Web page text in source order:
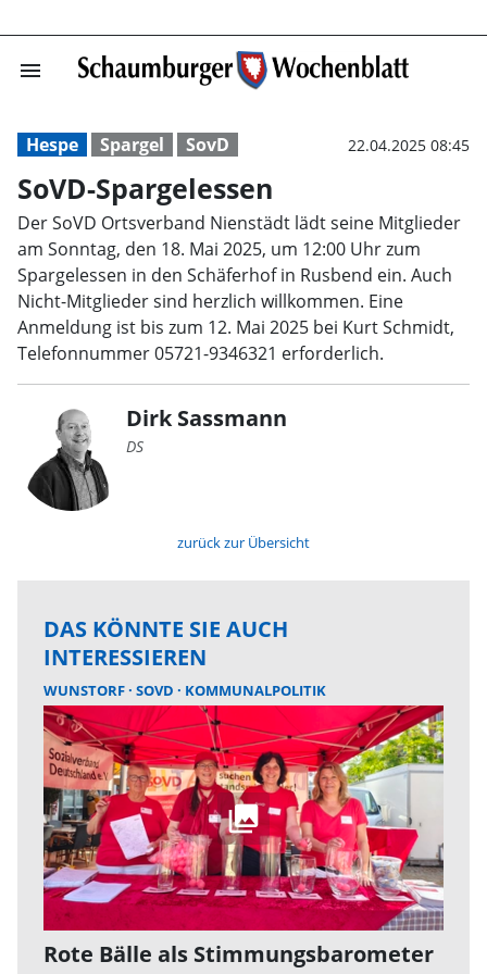
menu SoVD-
Hespe Spargel SovD 22.04.2025 08:45
SoVD-Spargelessen
Der SoVD Ortsverband Nienstädt lädt seine Mitglieder
am Sonntag, den 18. Mai 2025, um 12:00 Uhr zum
Spargelessen in den Schäferhof in Rusbend ein. Auch
Nicht-Mitglieder sind herzlich willkommen. Eine
Anmeldung ist bis zum 12. Mai 2025 bei Kurt Schmidt,
Telefonnummer 05721-9346321 erforderlich.
Dirk Sassmann
DS
zurück zur Übersicht
DAS KÖNNTE SIE AUCH
INTERESSIEREN
WUNSTORF SOVD KOMMUNALPOLITIK
Rote Bälle als Stimmungsbarometer